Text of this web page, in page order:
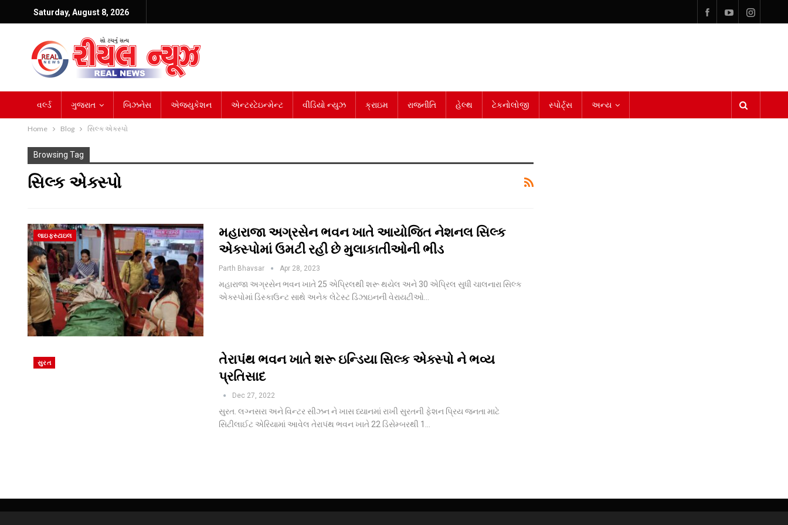
Saturday, August 8, 2026
વર્લ્ડ ગુજરાત બિઝનેસ એજ્યુકેશન એન્ટરટેઇન્મેન્ટ વીડિયો ન્યુઝ ક્રાઇમ રાજનીતિ હેલ્થ ટેકનોલોજી સ્પોર્ટ્સ અન્ય
Home Blog સિલ્ક એક્સ્પો
Browsing Tag
સિલ્ક એક્સ્પો
લાઇફસ્ટાઇલ
મહારાજા અગ્રસેન ભવન ખાતે આયોજિત નેશનલ સિલ્ક
એક્સ્પોમાં ઉમટી રહી છે મુલાકાતીઓની ભીડ
Parth Bhavsar Apr 28, 2023
મહારાજા અગ્રસેન ભવન ખાતે 25 એપ્રિલથી શરૂ થયેલ અને 30 એપ્રિલ સુધી ચાલનારા સિલ્ક
એક્સ્પોમાં ડિસ્કાઉન્ટ સાથે અનેક લેટેસ્ટ ડિઝાઇનની વેરાયટીઓ…
સુરત
તેરાપંથ ભવન ખાતે શરૂ ઇન્ડિયા સિલ્ક એક્સ્પો ને ભવ્ય
પ્રતિસાદ
Dec 27, 2022
સુરત. લગ્નસરા અને વિન્ટર સીઝન ને ખાસ ધ્યાનમાં રાખી સુરતની ફેશન પ્રિય જનતા માટે
સિટીલાઈટ એરિયામાં આવેલ તેરાપંથ ભવન ખાતે 22 ડિસેમ્બરથી 1 …